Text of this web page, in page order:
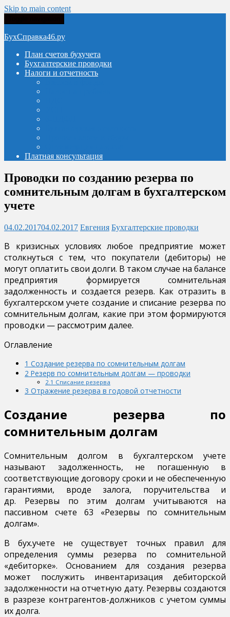
Skip to main content
БухСправка46.ру
План счетов бухучета
Бухгалтерские проводки
Налоги и отчетность
Платная консультация
Проводки по созданию резерва по
сомнительным долгам в бухгалтерском
учете
04.02.201704.02.2017 Евгения Бухгалтерские проводки
В кризисных условиях любое предприятие может
столкнуться с тем, что покупатели (дебиторы) не
могут оплатить свои долги. В таком случае на балансе
предприятия формируется сомнительная
задолженность и создается резерв. Как отразить в
бухгалтерском учете создание и списание резерва по
сомнительным долгам, какие при этом формируются
проводки — рассмотрим далее.
Оглавление
1 Создание резерва по сомнительным долгам
2 Резерв по сомнительным долгам — проводки
2.1 Списание резерва
3 Отражение резерва в годовой отчетности
Создание резерва по
сомнительным долгам
Сомнительным долгом в бухгалтерском учете
называют задолженность, не погашенную в
соответствующие договору сроки и не обеспеченную
гарантиями, вроде залога, поручительства и
др. Резервы по этим долгам учитываются на
пассивном счете 63 «Резервы по сомнительным
долгам».
В бух.учете не существует точных правил для
определения суммы резерва по сомнительной
«дебиторке». Основанием для создания резерва
может послужить инвентаризация дебиторской
задолженности на отчетную дату. Резервы создаются
в разрезе контрагентов-должников с учетом суммы
их долга.